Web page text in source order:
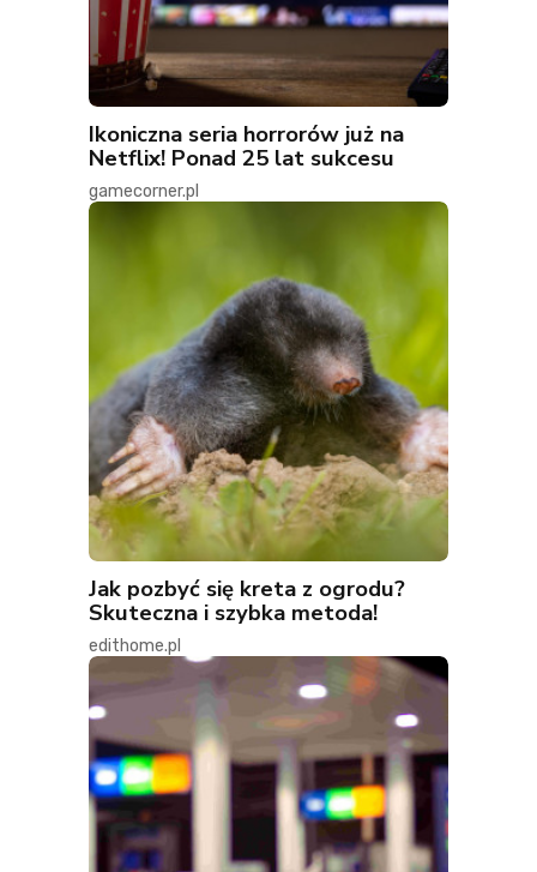
Ikoniczna seria horrorów już na
Netflix! Ponad 25 lat sukcesu
gamecorner.pl
Jak pozbyć się kreta z ogrodu?
Skuteczna i szybka metoda!
edithome.pl